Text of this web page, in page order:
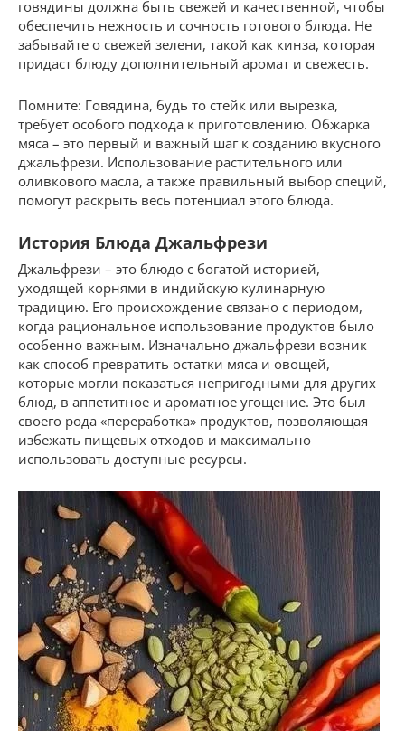
говядины должна быть свежей и качественной, чтобы
обеспечить нежность и сочность готового блюда. Не
забывайте о свежей зелени, такой как кинза, которая
придаст блюду дополнительный аромат и свежесть.
Помните: Говядина, будь то стейк или вырезка,
требует особого подхода к приготовлению. Обжарка
мяса – это первый и важный шаг к созданию вкусного
джальфрези. Использование растительного или
оливкового масла, а также правильный выбор специй,
помогут раскрыть весь потенциал этого блюда.
История Блюда Джальфрези
Джальфрези – это блюдо с богатой историей,
уходящей корнями в индийскую кулинарную
традицию. Его происхождение связано с периодом,
когда рациональное использование продуктов было
особенно важным. Изначально джальфрези возник
как способ превратить остатки мяса и овощей,
которые могли показаться непригодными для других
блюд, в аппетитное и ароматное угощение. Это был
своего рода «переработка» продуктов, позволяющая
избежать пищевых отходов и максимально
использовать доступные ресурсы.